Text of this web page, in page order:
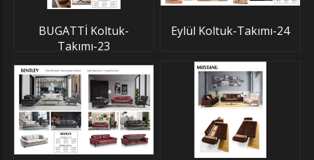
BUGATTİ Koltuk-
Takımı-23
Eylül Koltuk-Takımı-24